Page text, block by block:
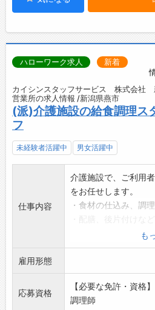
ハローワーク求人 新着
カイシンスタッフサービス 株式会社
営業所の求人情報 /新潟県燕市
(派)介護施設の給食調理ス
フ
未経験者活躍中 男女活躍中
仕事内容
介護施設で、ご利用
をお任せします。
・食材の仕込み、調
ご利用者様一人ひと
やわらかい食事や飲
ブランクのある方も
く丁寧に教えます
!
も
雇用形態
応募資格
【必要な免許・資格】
調理師